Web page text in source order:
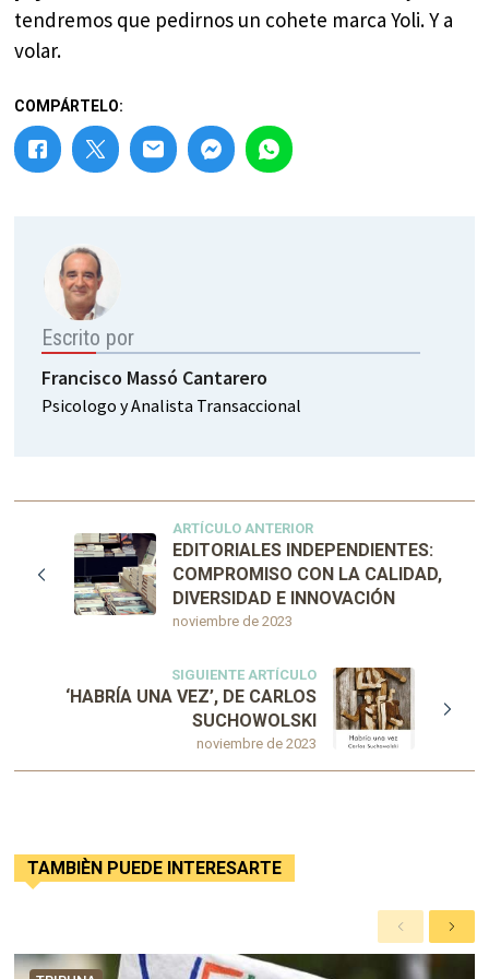
tendremos que pedirnos un cohete marca Yoli. Y a
volar.
COMPÁRTELO:
Escrito por
Francisco Massó Cantarero
Psicologo y Analista Transaccional
ARTÍCULO ANTERIOR
noviembre de 2023
EDITORIALES INDEPENDIENTES:
COMPROMISO CON LA CALIDAD,
DIVERSIDAD E INNOVACIÓN
SIGUIENTE ARTÍCULO
noviembre de 2023
‘HABRÍA UNA VEZ’, DE CARLOS
SUCHOWOLSKI
TAMBIÈN PUEDE INTERESARTE
A
n
S
i